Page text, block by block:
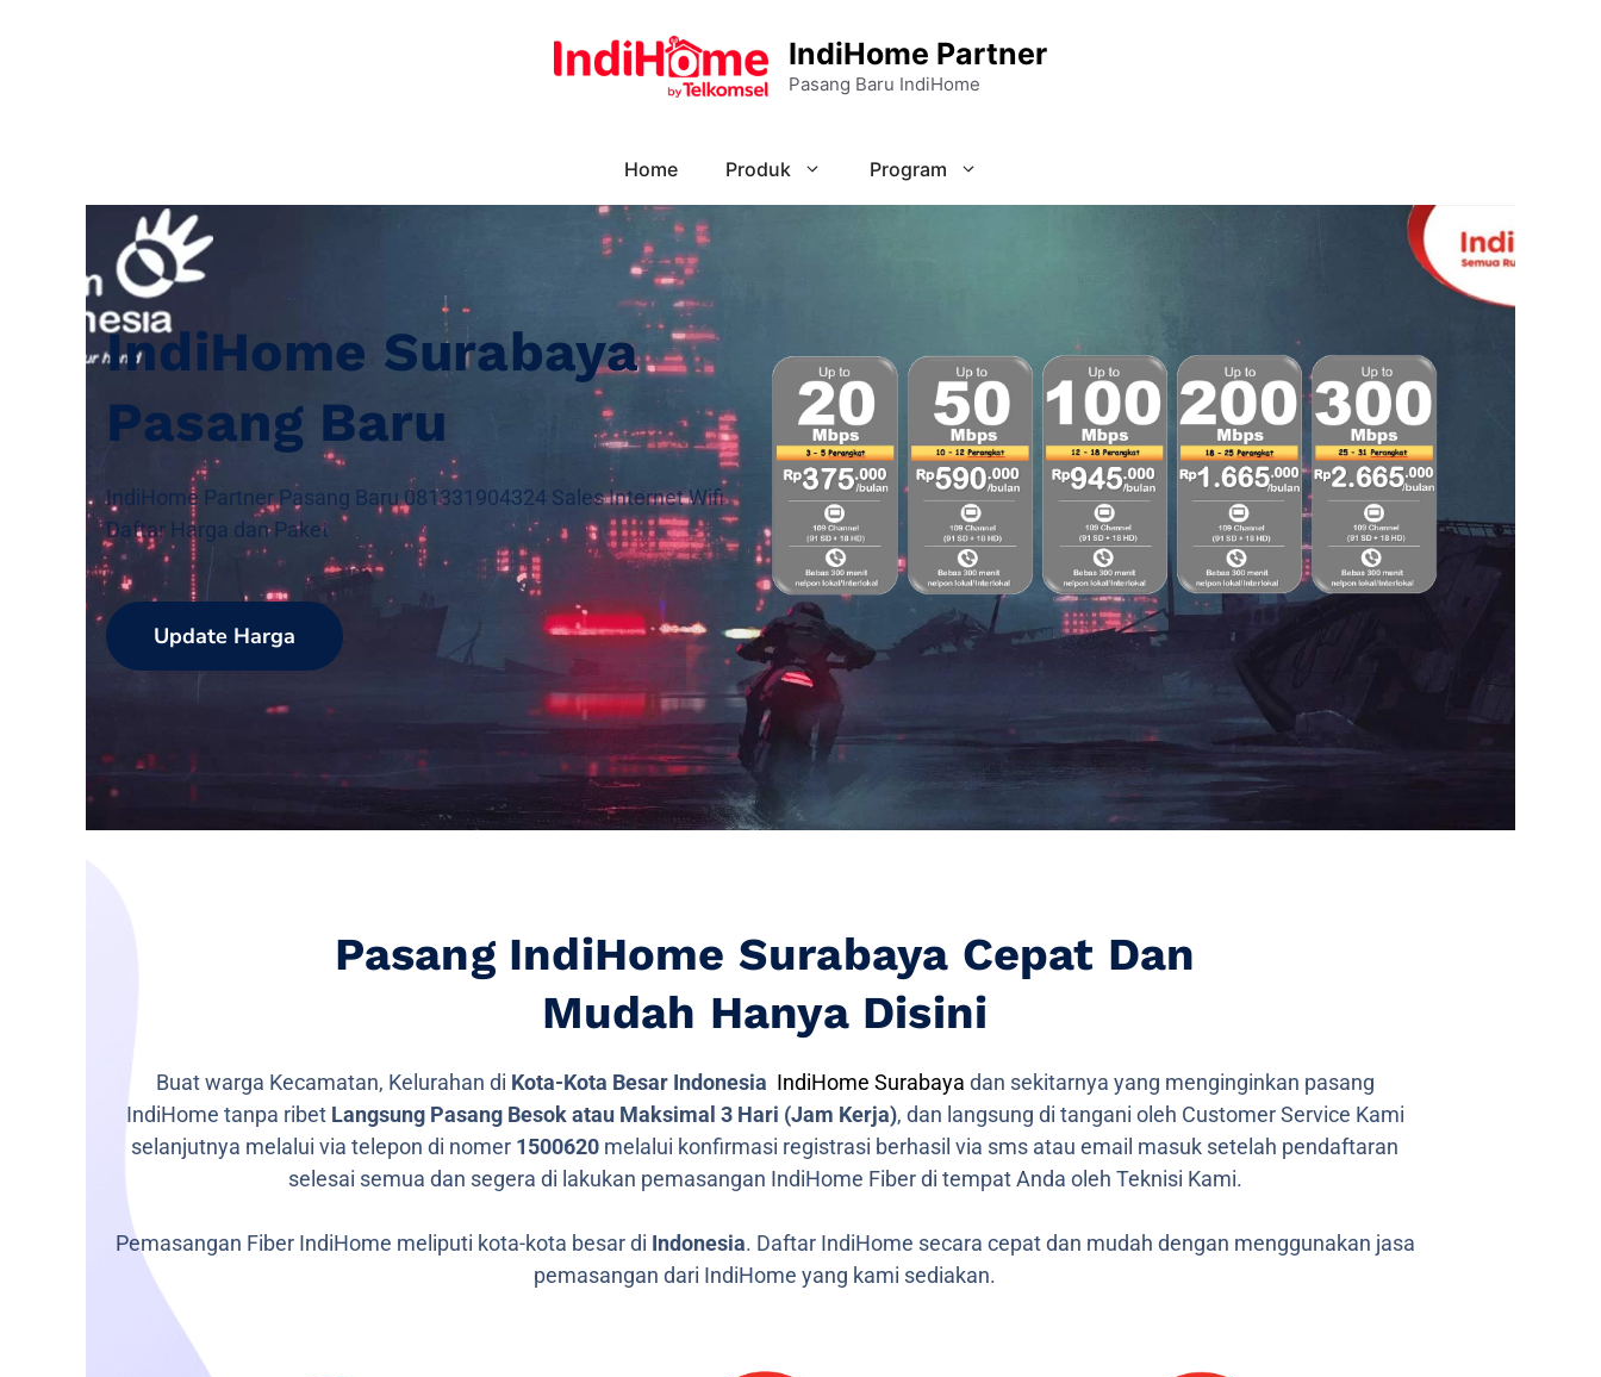
IndiHome Partner
Pasang Baru IndiHome
Home Produk Program
IndiHome Surabaya
Pasang Baru
IndiHome Partner Pasang Baru 081331904324 Sales Internet Wifi
Daftar Harga dan Paket
Update Harga
Pasang IndiHome Surabaya Cepat Dan
Mudah Hanya Disini
Buat warga Kecamatan, Kelurahan di Kota-Kota Besar Indonesia IndiHome Surabaya dan sekitarnya yang menginginkan pasang
IndiHome tanpa ribet Langsung Pasang Besok atau Maksimal 3 Hari (Jam Kerja), dan langsung di tangani oleh Customer Service Kami
selanjutnya melalui via telepon di nomer 1500620 melalui konfirmasi registrasi berhasil via sms atau email masuk setelah pendaftaran
selesai semua dan segera di lakukan pemasangan IndiHome Fiber di tempat Anda oleh Teknisi Kami.
Pemasangan Fiber IndiHome meliputi kota-kota besar di Indonesia. Daftar IndiHome secara cepat dan mudah dengan menggunakan jasa
pemasangan dari IndiHome yang kami sediakan.